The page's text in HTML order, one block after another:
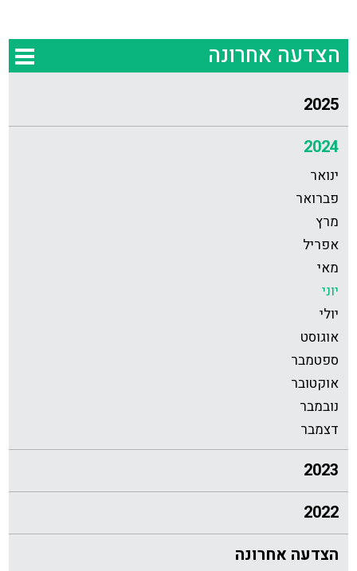
הצדעה אחרונה
2025
2024
ינואר
פברואר
מרץ
אפריל
מאי
יוני
יולי
אוגוסט
ספטמבר
אוקטובר
נובמבר
דצמבר
2023
2022
הצדעה אחרונה